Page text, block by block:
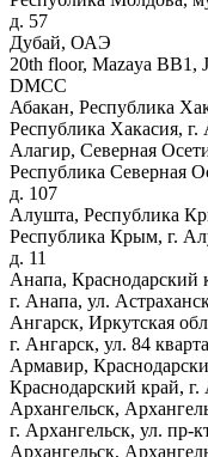
д. 57
Дубай, ОАЭ
20th floor, Mazaya BB1,
DMCC
Абакан, Республика
Республика Хакасия,
Алагир, Северная
Республика Северная
д. 107
Алушта, Республика
Республика Крым, г.
д. 11
Анапа, Краснодарский
г. Анапа, ул.
Ангарск, Иркутская
г. Ангарск, ул. 84
Армавир,
Краснодарский край,
Архангельск,
г. Архангельск, ул. пр-
Архангельск,